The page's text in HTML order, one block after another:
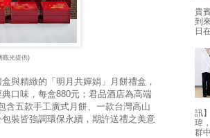
觀光提供)
與精緻的「明月共嬋娟」月餅禮盒，
口味，每盒880元；君品酒店為高端
含五款手工廣式月餅、一款台灣高山
裝皆強調環保永續，期許送禮之美意
貴
到
日
訊
瑋
群中